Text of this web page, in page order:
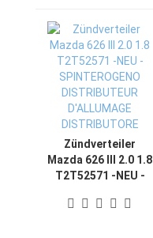
Zündverteiler
Mazda 626 III 2.0 1.8
T2T52571 -NEU -
DISTRIBUTEUR